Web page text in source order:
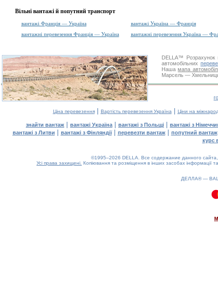
Вільні вантажі й попутний транспорт
вантажі Франція — Україна
вантажі Україна — Франція
вантажні перевезення Франція — Україна
вантажні перевезення Україна —
DELLA™
Розрахунок
автомобільних
Нашамапа
Марсель —
Ціна перевезення| Вартість перевезення Україна | Ціни на
знайти вантаж | вантажі Україна | вантажі з Польщі | вантажі з
вантажі з Литви | вантажі з Фінляндії| перевезти вантаж| попутний вантаж
курс
©1995–2026 DELLA. Все содержание данного
Усі права захищені. Копіювання та розміщення в інших засобах інформації
ДЕЛЛА® —